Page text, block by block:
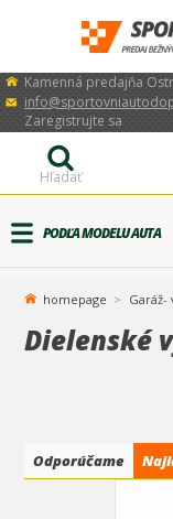
Kamenná predajňa
Zaregistrujte sa
Hľadať
PODĽA MODELU AUTA
homepage Garáž-
Dielenské
Odporúčame